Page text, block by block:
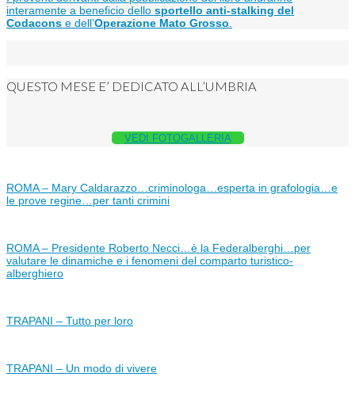
interamente a beneficio dello sportello anti-stalking del
Codacons e dell’Operazione Mato Grosso
QUESTO MESE E’ DEDICATO ALL’UMBRIA
VEDI FOTOGALLERIA
ROMA – Mary Caldarazzo…criminologa…esperta in grafologia…e
le prove regine…per tanti crimini
ROMA – Presidente Roberto Necci…è la Federalberghi…per
valutare le dinamiche e i fenomeni del comparto turistico-
alberghiero
TRAPANI – Tutto per loro
TRAPANI – Un modo di vivere